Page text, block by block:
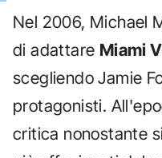
Nel 2006, Michael
di adattare Miami
scegliendo Jamie
protagonisti.
critica nonostante